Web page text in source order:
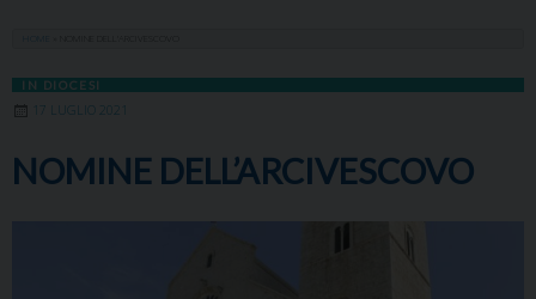
IN DIOCESI
17 LUGLIO 2021
NOMINE DELL’ARCIVESCOVO